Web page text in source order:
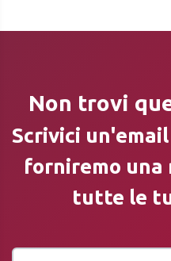
Non trovi
Scrivici
forniremo una
tutte le